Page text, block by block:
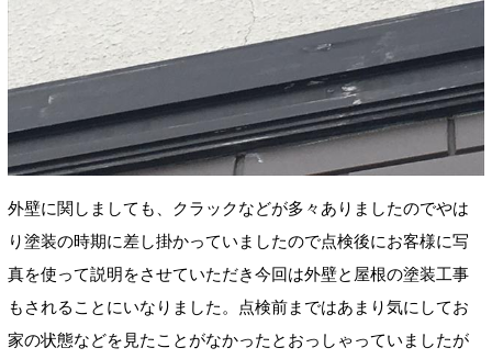
外壁に関しましても、クラックなどが多々ありましたのでやは
り塗装の時期に差し掛かっていましたので点検後にお客様に写
真を使って説明をさせていただき今回は外壁と屋根の塗装工事
もされることにいなりました。点検前まではあまり気にしてお
家の状態などを見たことがなかったとおっしゃっていましたが